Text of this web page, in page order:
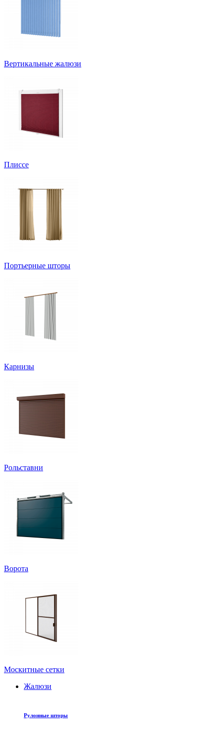
Вертикальные жалюзи
Плиссе
Портьерные шторы
Карнизы
Рольставни
Ворота
Москитные сетки
Жалюзи
Рулонные шторы